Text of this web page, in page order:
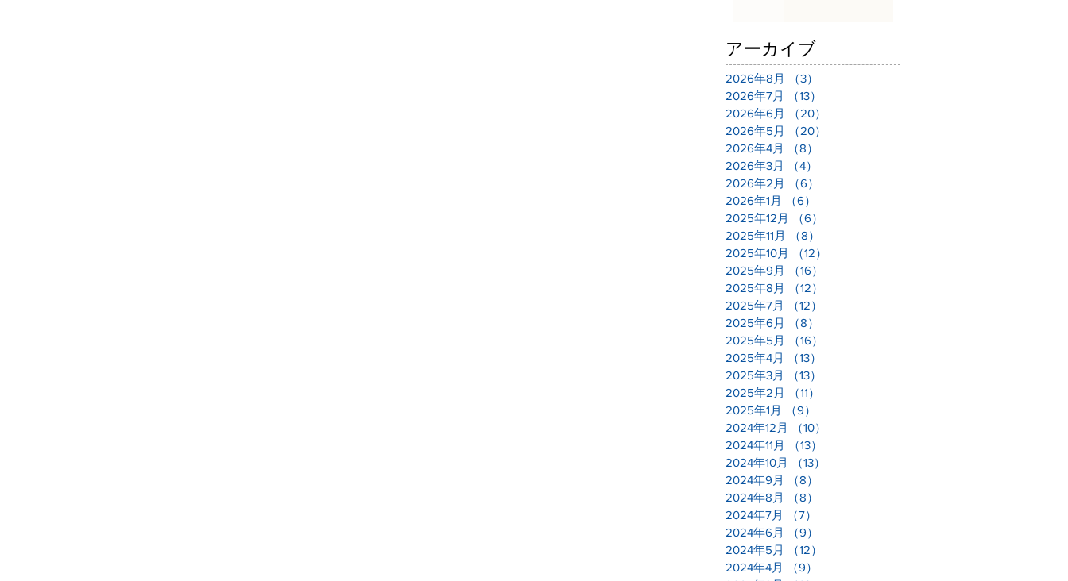
アーカイブ
2026年8月 （3）
2026年7月
（13）
2026年6月
（20）
2026年5月
（20）
2026年4月
（8）
2026年3月
（4）
2026年2月
（6）
2026年1月
（6）
2025年12月
（6）
2025年11月
（8）
2025年10月
（12）
2025年9月
（16）
2025年8月
（12）
2025年7月
（12）
2025年6月
（8）
2025年5月
（16）
2025年4月
（13）
2025年3月
（13）
2025年2月
（11）
2025年1月
（9）
2024年12月
（10）
2024年11月
（13）
2024年10月
（13）
2024年9月
（8）
2024年8月
（8）
2024年7月
（7）
2024年6月
（9）
2024年5月
（12）
2024年4月
（9）